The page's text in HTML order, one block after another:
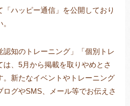
ング DIDIM
ハッピー通信」を公開しており
認知のトレーニング」「個別トレ
、5月から掲載を取りやめとさ
。新たなイベントやトレーニング
ログやSMS、メール等でお伝えさ